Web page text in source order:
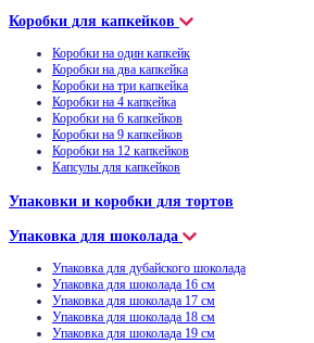
Коробки для капкейков
Коробки на один капкейк
Коробки на два капкейка
Коробки на три капкейка
Коробки на 4 капкейка
Коробки на 6 капкейков
Коробки на 9 капкейков
Коробки на 12 капкейков
Капсулы для капкейков
Упаковки и коробки для тортов
Упаковка для шоколада
Упаковка для дубайского шоколада
Упаковка для шоколада 16 см
Упаковка для шоколада 17 см
Упаковка для шоколада 18 см
Упаковка для шоколада 19 см